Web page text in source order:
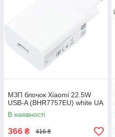
МЗП блочок Xiaomi 22.5W
USB-A (BHR7757EU) white UA
В наявності
366 ₴ 416 ₴